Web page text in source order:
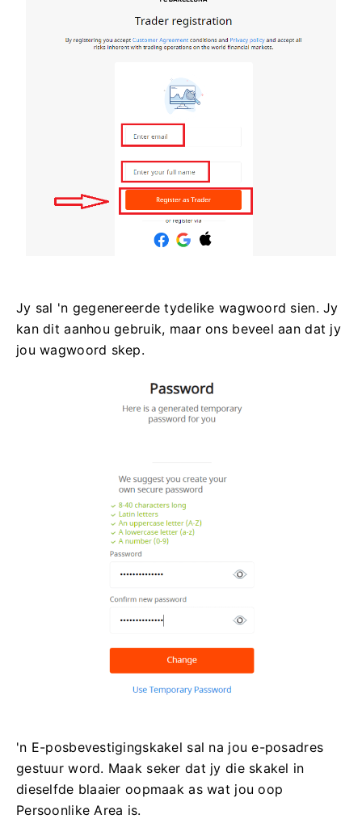
Jy sal 'n gegenereerde tydelike wagwoord sien. Jy
kan dit aanhou gebruik, maar ons beveel aan dat jy
jou wagwoord skep.
'n E-posbevestigingskakel sal na jou e-posadres
gestuur word. Maak seker dat jy die skakel in
dieselfde blaaier oopmaak as wat jou oop
Persoonlike Area is.